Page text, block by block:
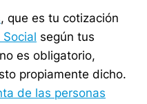
, que es tu cotización
según tus
es obligatorio,
propiamente dicho.
de las personas